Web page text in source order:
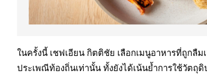
ในครั้งนี้ เชฟเอียน กิตติชัย เลือกเมนูอาหารที่ถูก
ประเพณีท้องถิ่นเท่านั้น ทั้งยังได้เน้นย้ำการใช้วัตถุ